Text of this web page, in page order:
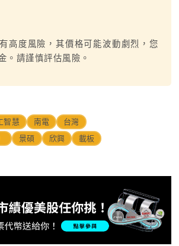
高度風險，其價格可能波動劇烈，您
。請謹慎評估風險。
智慧 南電
台灣
景碩 欣興 載板